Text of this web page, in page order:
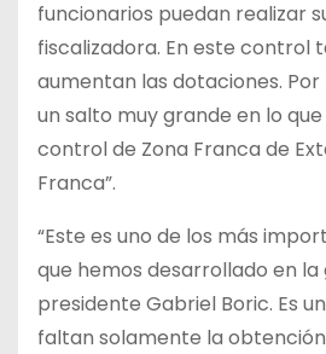
funcionarios puedan realizar
fiscalizadora. En este control
aumentan las dotaciones.
un salto muy grande en lo
control de Zona Franca de
Franca”.
“Este es uno de los más
que hemos desarrollado en la
presidente Gabriel Boric. Es
faltan solamente la